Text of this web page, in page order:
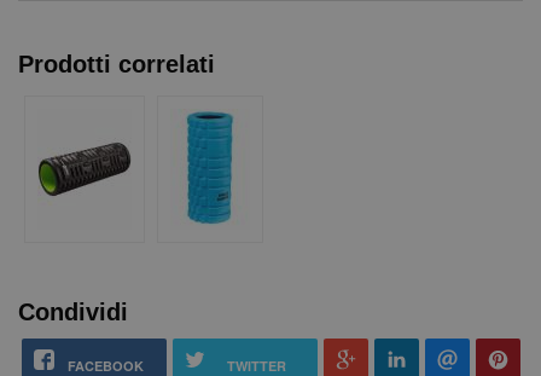
Prodotti correlati
Condividi
FACEBOOK TWITTER